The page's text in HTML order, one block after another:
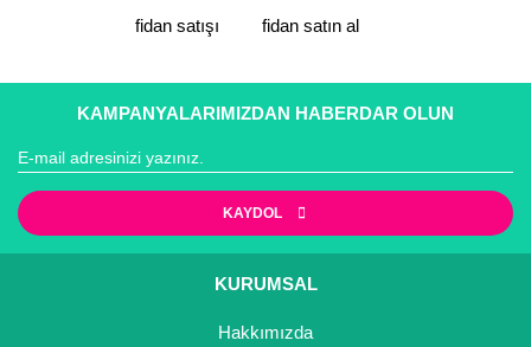
fidan satışı
fidan satın al
KAMPANYALARIMIZDAN HABERDAR OLUN
KAYDOL
KURUMSAL
Hakkımızda